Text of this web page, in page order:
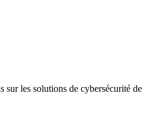
sur les solutions de cybersécurité de